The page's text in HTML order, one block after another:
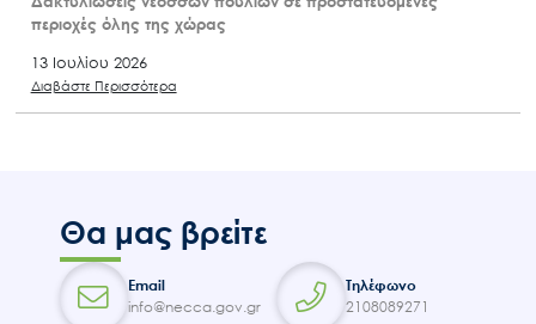
περιοχές όλης της χώρας
13 Ιουλίου 2026
Διαβάστε Περισσότερα
Θα μας βρείτε
Email
info@necca.gov.gr
Τηλέφωνο
2108089271